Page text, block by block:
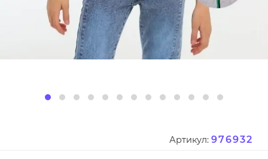
Артикул: 976932